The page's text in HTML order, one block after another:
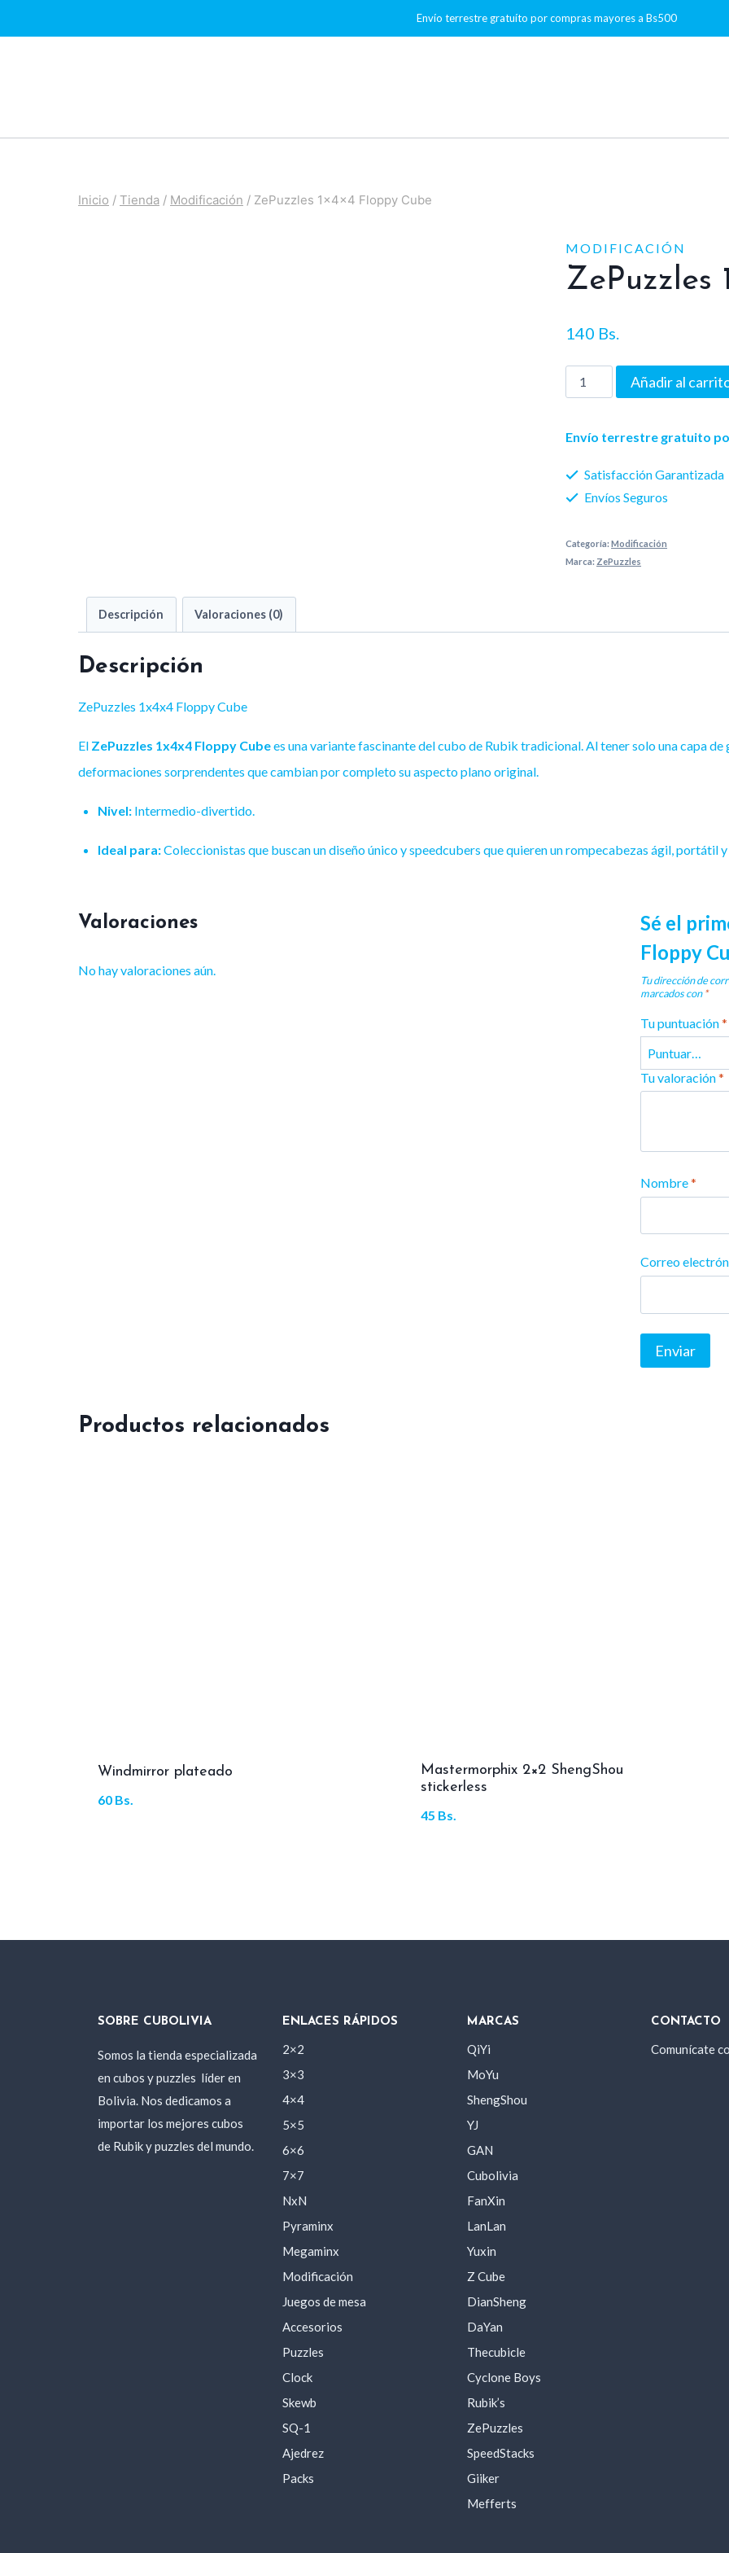
al
Envío terrestre gratuíto por compras mayores a Bs500
Inicio / Tienda / Modificación / ZePuzzles 1x4x4 Floppy Cube
MODIFICACIÓN
ZePuzzles
140 Bs.
ZePuzzles
1x4x4
cantidad
Añadir al
Envío terrestre gratuito
Satisfacción Garantizada
Envíos Seguros
Categoría:Modificación
Marca: ZePuzzles
Descripción Valoraciones (0)
Descripción
ZePuzzles 1x4x4 Floppy Cube
El ZePuzzles 1x4x4 Floppy Cubees una variante fascinante del cubo de Rubik tradicional. Al tener solo una capa
deformaciones sorprendentes que cambian por completo su aspecto plano original.
Nivel: Intermedio-divertido.
Ideal para:Coleccionistas que buscan un diseño único y speedcubers que quieren un rompecabezas ágil, portátil
Valoraciones
No hay valoraciones aún.
Sé el
Floppy
Tu dirección de
marcados con*
Tu puntuación*
Tu valoración*
Nombre*
Correo
Productos relacionados
Windmirror plateado
60 Bs.
Mastermorphix 2×2 ShengShou
stickerless
45 Bs.
SOBRE CUBOLIVIA
Somos la tienda especializada
en cubos y puzzles líder en
Bolivia. Nos dedicamos a
importar los mejores cubos
de Rubik y puzzles del mundo.
ENLACES RÁPIDOS
2×2
3×3
4×4
5×5
6×6
7×7
NxN
Pyraminx
Megaminx
Modificación
Juegos de mesa
Accesorios
Puzzles
Clock
Skewb
SQ-1
Ajedrez
Packs
MARCAS
QiYi
MoYu
ShengShou
YJ
GAN
Cubolivia
FanXin
LanLan
Yuxin
Z Cube
DianSheng
DaYan
Thecubicle
Cyclone Boys
Rubik’s
ZePuzzles
SpeedStacks
Giiker
Mefferts
CONTACTO
Comunícate